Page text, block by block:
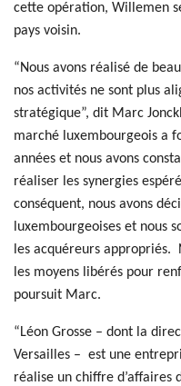
cette opération, Willemen
pays voisin.
“Nous avons réalisé de
nos activités ne sont plus
stratégique”, dit Marc
marché luxembourgeois a
années et nous avons
réaliser les synergies
conséquent, nous avons
luxembourgeoises et nous
les acquéreurs
les moyens libérés pour
poursuit Marc.
“Léon Grosse – dont la
Versailles – est une
réalise un chiffre d’affaires